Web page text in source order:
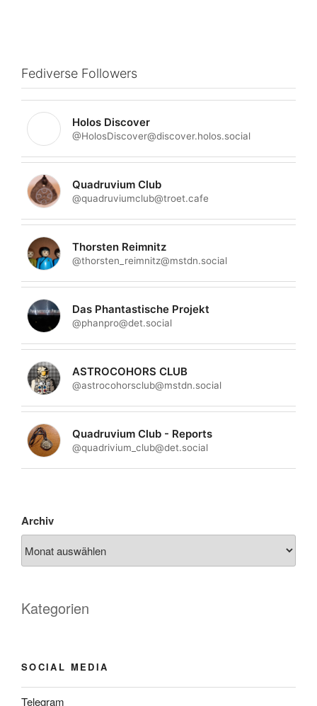
Fediverse Followers
Holos Discover
@HolosDiscover@discover.holos.social
Quadruvium Club
@quadruviumclub@troet.cafe
Thorsten Reimnitz
@thorsten_reimnitz@mstdn.social
Das Phantastische Projekt
@phanpro@det.social
ASTROCOHORS CLUB
@astrocohorsclub@mstdn.social
Quadruvium Club - Reports
@quadrivium_club@det.social
Archiv
Kategorien
SOCIAL MEDIA
Telegram